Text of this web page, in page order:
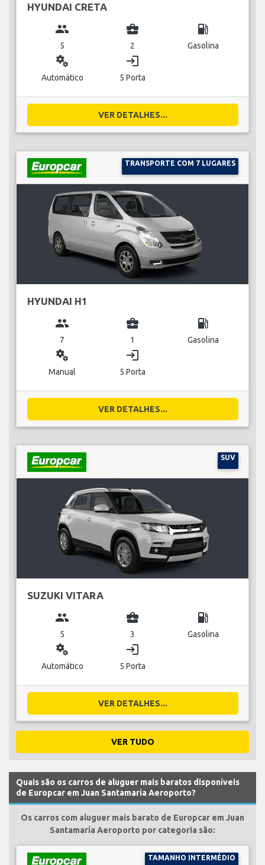
HYUNDAI CRETA
group
5
business_center
2
local_gas_station
Gasolina
miscellaneous_services
Automático
login
5 Porta
VER DETALHES...
TRANSPORTE COM 7 LUGARES
HYUNDAI H1
group
7
business_center
1
local_gas_station
Gasolina
miscellaneous_services
Manual
login
5 Porta
VER DETALHES...
SUV
SUZUKI VITARA
group
5
business_center
3
local_gas_station
Gasolina
miscellaneous_services
Automático
login
5 Porta
VER DETALHES...
VER TUDO
Quais são os carros de aluguer mais baratos disponíveis
de Europcar em Juan Santamaría Aeroporto?
Os carros com aluguer mais barato de Europcar em Juan
Santamaría Aeroporto por categoria são:
TAMANHO INTERMÉDIO